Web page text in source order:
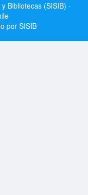
Bibliotecas (SISIB) -
por SISIB